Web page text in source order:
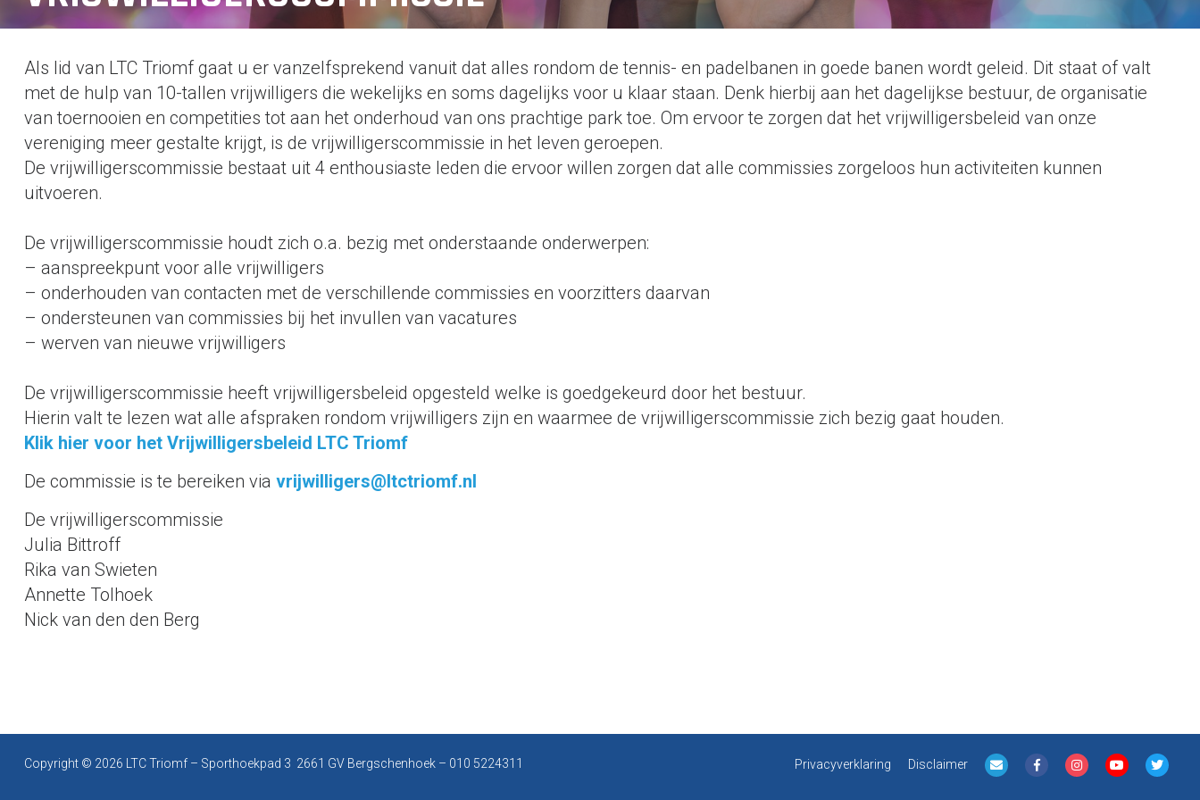
Als lid van LTC Triomf gaat u er vanzelfsprekend vanuit dat alles rondom de tennis- en padelbanen in goede banen wordt geleid. Dit staat of valt
met de hulp van 10-tallen vrijwilligers die wekelijks en soms dagelijks voor u klaar staan. Denk hierbij aan het dagelijkse bestuur, de organisatie
van toernooien en competities tot aan het onderhoud van ons prachtige park toe. Om ervoor te zorgen dat het vrijwilligersbeleid van onze
vereniging meer gestalte krijgt, is de vrijwilligerscommissie in het leven geroepen.
De vrijwilligerscommissie bestaat uit 4 enthousiaste leden die ervoor willen zorgen dat alle commissies zorgeloos hun activiteiten kunnen
uitvoeren.
De vrijwilligerscommissie houdt zich o.a. bezig met onderstaande onderwerpen:
– aanspreekpunt voor alle vrijwilligers
– onderhouden van contacten met de verschillende commissies en voorzitters daarvan
– ondersteunen van commissies bij het invullen van vacatures
– werven van nieuwe vrijwilligers
De vrijwilligerscommissie heeft vrijwilligersbeleid opgesteld welke is goedgekeurd door het bestuur.
Hierin valt te lezen wat alle afspraken rondom vrijwilligers zijn en waarmee de vrijwilligerscommissie zich bezig gaat houden.
Klik hier voor het Vrijwilligersbeleid LTC Triomf
De commissie is te bereiken via vrijwilligers@ltctriomf.nl
De vrijwilligerscommissie
Julia Bittroff
Rika van Swieten
Annette Tolhoek
Nick van den den Berg
Copyright © 2026 LTC Triomf – Sporthoekpad 3 2661 GV Bergschenhoek– 010 5224311 Privacyverklaring Disclaimer